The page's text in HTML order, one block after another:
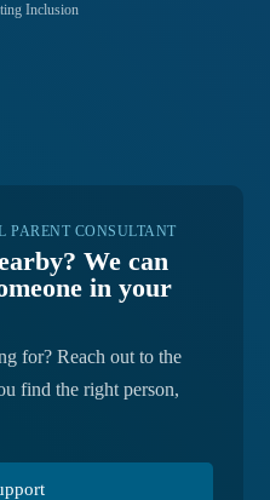
Inclusion
PARENT CONSULTANT
We can
in your
for? Reach out to the
find the right person,